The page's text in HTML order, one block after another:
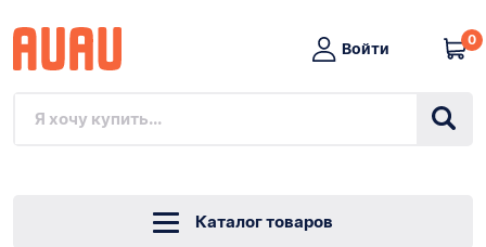
Войти
0
Каталог товаров